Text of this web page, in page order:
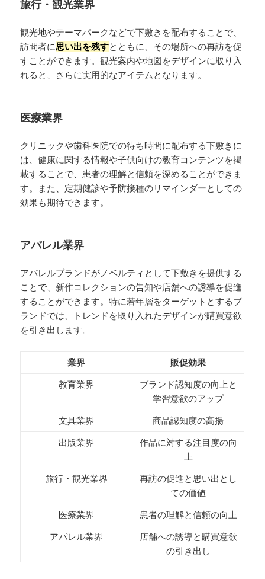
旅行・観光業界
観光地やテーマパークなどで下敷きを配布することで、
訪問者に思い出を残すとともに、その場所への再訪を促
すことができます。観光案内や地図をデザインに取り入
れると、さらに実用的なアイテムとなります。
医療業界
クリニックや歯科医院での待ち時間に配布する下敷きに
は、健康に関する情報や子供向けの教育コンテンツを掲
載することで、患者の理解と信頼を深めることができま
す。また、定期健診や予防接種のリマインダーとしての
効果も期待できます。
アパレル業界
アパレルブランドがノベルティとして下敷きを提供する
ことで、新作コレクションの告知や店舗への誘導を促進
することができます。特に若年層をターゲットとするブ
ランドでは、トレンドを取り入れたデザインが購買意欲
を引き出します。
業界
販促効果
教育業界
ブランド認知度の向上と
学習意欲のアップ
文具業界
商品認知度の高揚
出版業界
作品に対する注目度の向
上
旅行・観光業界
再訪の促進と思い出とし
ての価値
医療業界
患者の理解と信頼の向上
アパレル業界
店舗への誘導と購買意欲
の引き出し